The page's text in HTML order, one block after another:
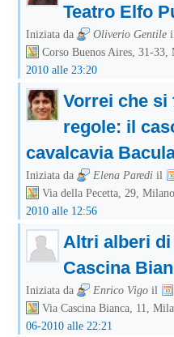
Teatro Elfo
Iniziata da Oliverio Gentile
Corso Buenos Aires, 31-33,
2010 alle 23:20
Vorrei che si
regole: il
cavalcavia
Iniziata da Elena Paredi il
Via della Pecetta, 29, Milano
2010 alle 12:56
Altri alberi di
Cascina
Iniziata da Enrico Vigo il
Via Cascina Bianca, 11,
06-2010 alle 22:21